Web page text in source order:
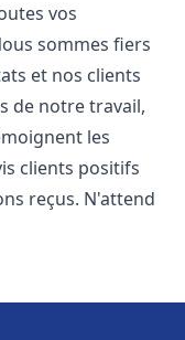
vos
sommes fiers
et nos clients
de notre travail,
les
clients positifs
reçus. N'attend